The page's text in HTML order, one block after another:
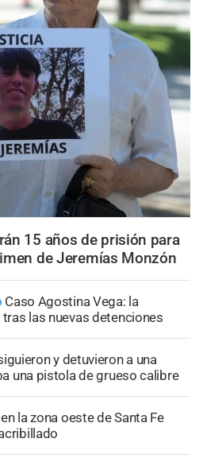
15 años de prisión para
de Jeremías Monzón
Caso Agostina Vega: la
las nuevas detenciones
y detuvieron a una
una pistola de grueso calibre
la zona oeste de Santa Fe